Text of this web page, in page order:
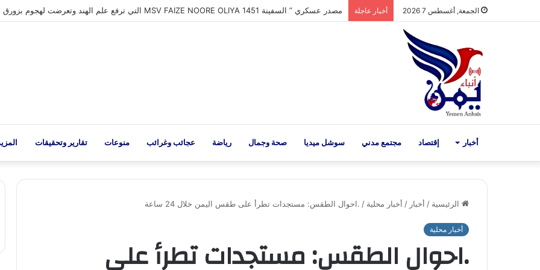
الجمعة, أغسطس 7 2026 أخبار عاجلة
أخبار إقتصاد مجتمع مدني سوشل ميديا صحة وجمال رياضة عجائب وغرائب منوعات تقارير وتحقيقات
الرئيسية / أخبار / أخبار محلية / .احوال الطقس: مستجدات تطرأ على طقس اليمن خلال 24 ساعة
أخبار محلية
.احوال الطقس: مستجدات تطرأ على